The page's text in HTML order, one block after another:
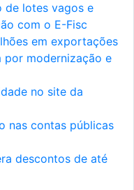
de lotes vagos e
com o E-Fisc
em exportações
por modernização e
no site da
nas contas públicas
descontos de até